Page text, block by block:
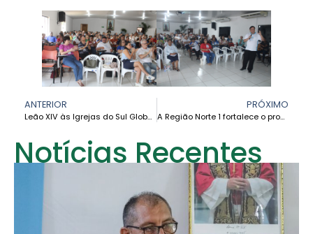
ANTERIOR
Leão XIV às Igrejas do Sul Global na COP30: “A Amazônia continua sendo um símbolo vivo da criação com uma necessidade urgente de cuidados”.
PRÓXIMO
A Região Norte 1 fortalece o processo de escuta dos Horizontes Apostólicos Sinodais da CEAMA
Notícias Recentes